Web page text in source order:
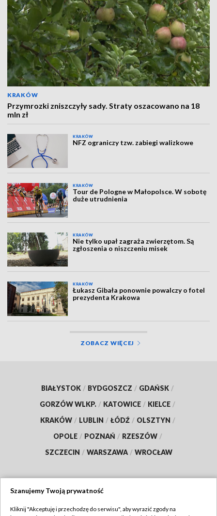
KRAKÓW
Przymrozki zniszczyły sady. Straty oszacowano na 18
mln zł
KRAKÓW
NFZ ograniczy tzw. zabiegi walizkowe
KRAKÓW
Tour de Pologne w Małopolsce. W sobotę
duże utrudnienia
KRAKÓW
Nie tylko upał zagraża zwierzętom. Są
zgłoszenia o niszczeniu misek
KRAKÓW
Łukasz Gibała ponownie powalczy o fotel
prezydenta Krakowa
ZOBACZ WIĘCEJ
BIAŁYSTOK / BYDGOSZCZ / GDAŃSK /
GORZÓW WLKP. / KATOWICE / KIELCE /
KRAKÓW / LUBLIN / ŁÓDŹ / OLSZTYN /
OPOLE / POZNAŃ / RZESZÓW /
SZCZECIN / WARSZAWA / WROCŁAW
Szanujemy Twoją prywatność
Kliknij "Akceptuję i przechodzę do serwisu", aby wyrazić zgody na